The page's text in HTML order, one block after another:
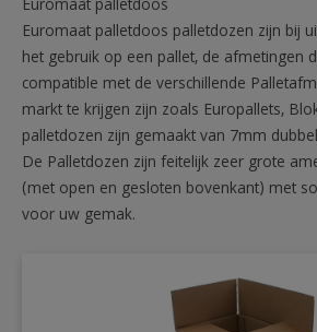
Euromaat palletdoos
Euromaat palletdoos palletdozen zijn bij
het gebruik op een pallet, de afmetingen
compatible met de verschillende
markt te krijgen zijn zoals Europallets,
palletdozen zijn gemaakt van 7mm
De Palletdozen zijn feitelijk zeer grote
(met open en gesloten bovenkant) met
voor uw gemak.